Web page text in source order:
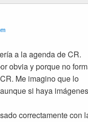
a la agenda de CR.
obvia y porque no
Me imagino que lo
si haya
correctamente con